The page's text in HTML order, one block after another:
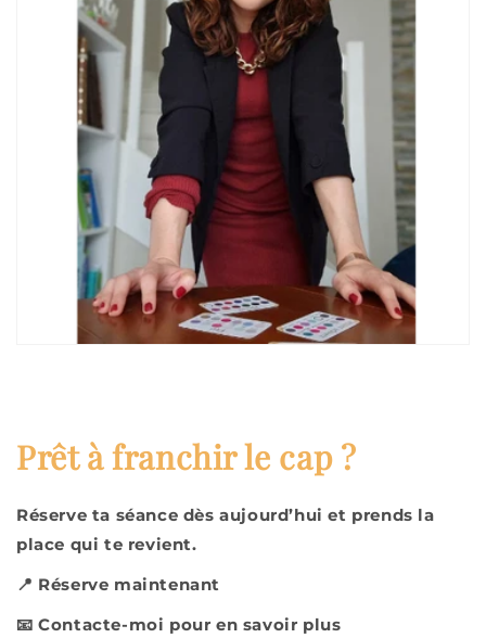
Prêt à franchir le cap ?
Réserve ta séance dès aujourd’hui et prends la
place qui te revient.
📍 Réserve maintenant
📧 Contacte-moi pour en savoir plus